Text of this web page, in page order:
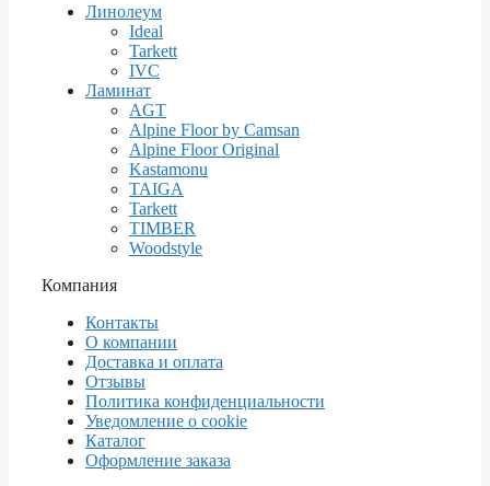
Линолеум
Ideal
Tarkett
IVC
Ламинат
AGT
Alpine Floor by Camsan
Alpine Floor Original
Kastamonu
TAIGA
Tarkett
TIMBER
Woodstyle
Компания
Контакты
О компании
Доставка и оплата
Отзывы
Политика конфиденциальности
Уведомление о cookie
Каталог
Оформление заказа